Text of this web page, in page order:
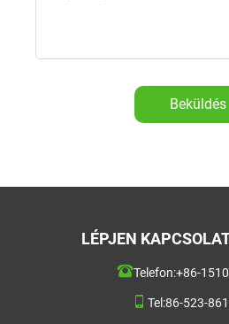
Beküldés
LÉPJEN
Telefon:+86-
Tel:86-523-